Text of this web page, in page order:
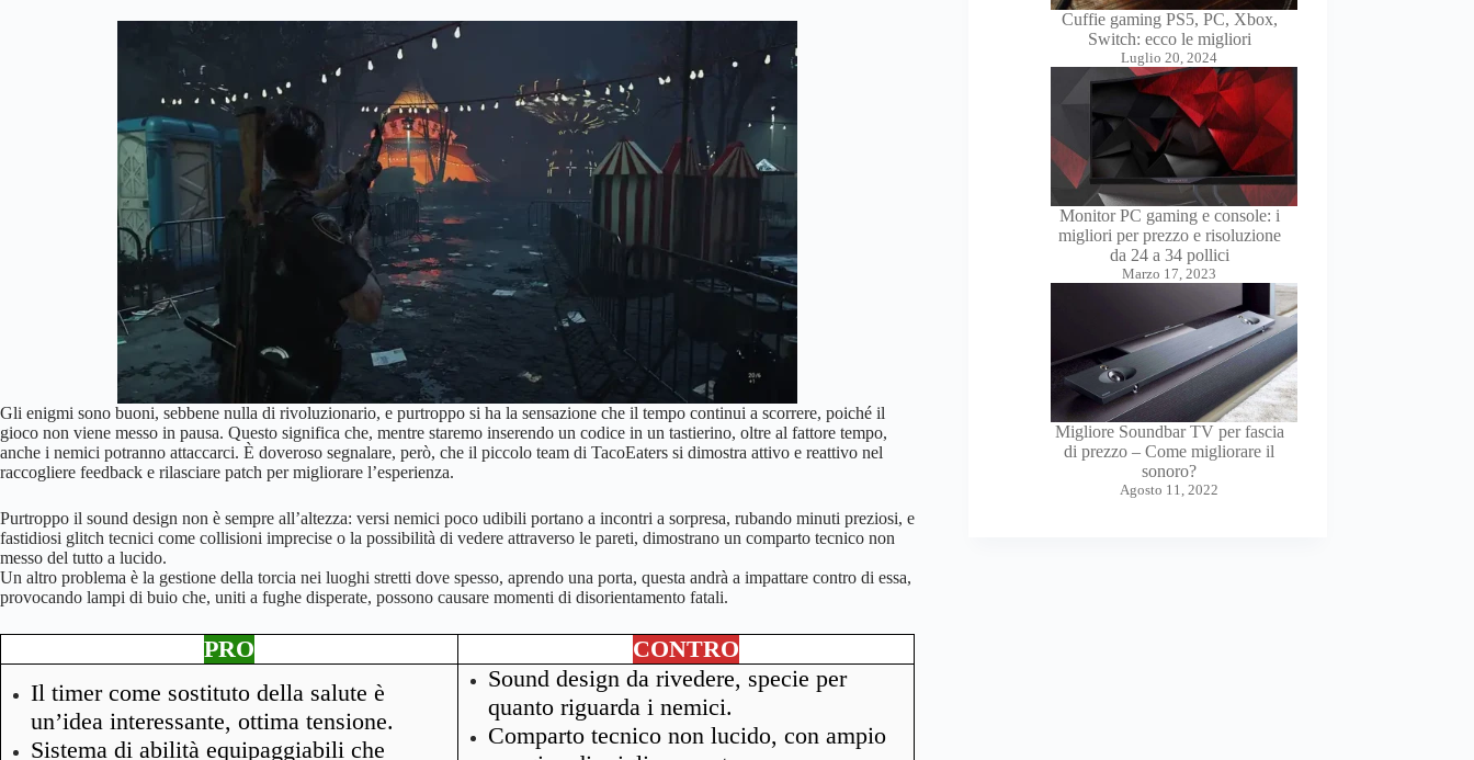
Gli enigmi sono buoni, sebbene nulla di rivoluzionario, e purtroppo si ha la sensazione che il tempo continui a scorrere, poiché il
gioco non viene messo in pausa. Questo significa che, mentre staremo inserendo un codice in un tastierino, oltre al fattore tempo,
anche i nemici potranno attaccarci. È doveroso segnalare, però, che il piccolo team di TacoEaters si dimostra attivo e reattivo nel
raccogliere feedback e rilasciare patch per migliorare l’esperienza.
Purtroppo il sound design non è sempre all’altezza: versi nemici poco udibili portano a incontri a sorpresa, rubando minuti preziosi, e
fastidiosi glitch tecnici come collisioni imprecise o la possibilità di vedere attraverso le pareti, dimostrano un comparto tecnico non
messo del tutto a lucido.
Un altro problema è la gestione della torcia nei luoghi stretti dove spesso, aprendo una porta, questa andrà a impattare contro di essa,
provocando lampi di buio che, uniti a fughe disperate, possono causare momenti di disorientamento fatali.
PRO
CONTRO
Il timer come sostituto della salute è
un’idea interessante, ottima tensione.
Sistema di abilità equipaggiabili che
Sound design da rivedere, specie per
quanto riguarda i nemici.
Comparto tecnico non lucido, con ampio
Cuffie gaming PS5, PC, Xbox,
Switch: ecco le migliori
Luglio 20, 2024
Monitor PC gaming e console: i
migliori per prezzo e risoluzione
da 24 a 34 pollici
Marzo 17, 2023
Migliore Soundbar TV per fascia
di prezzo – Come migliorare il
sonoro?
Agosto 11, 2022